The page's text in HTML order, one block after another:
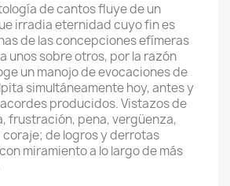
de cantos fluye de un
irradia eternidad cuyo fin es
de las concepciones efímeras
unos sobre otros, por la razón
un manojo de evocaciones de
simultáneamente hoy, antes y
producidos. Vistazos de
frustración, pena, vergüenza,
de logros y derrotas
miramiento a lo largo de más